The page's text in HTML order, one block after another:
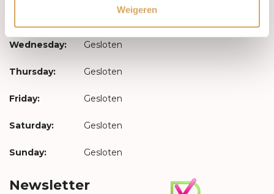
Weigeren
Wednesday: Gesloten
Thursday: Gesloten
Friday: Gesloten
Saturday: Gesloten
Sunday: Gesloten
Newsletter